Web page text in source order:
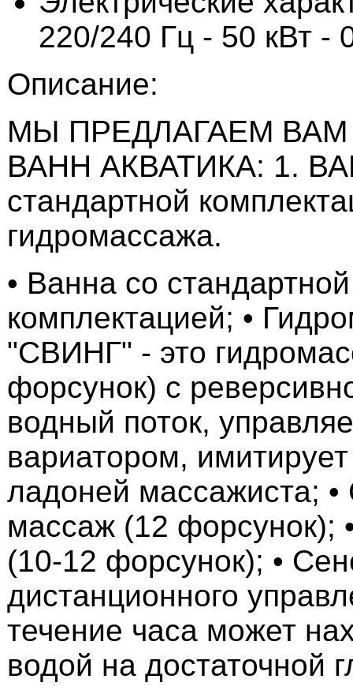
220/240 Гц - 50 кВт -
Описание:
МЫ ПРЕДЛАГАЕМ ВАМ
ВАНН АКВАТИКА: 1.
стандартной
гидромассажа.
• Ванна со стандартной
комплектацией; •
"СВИНГ" - это
форсунок) с
водный поток,
вариатором,
ладоней массажиста; •
массаж (12 форсунок);
(10-12 форсунок); •
дистанционного
течение часа может
водой на достаточной